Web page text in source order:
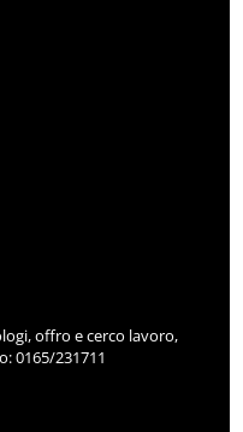
offro e cerco lavoro,
0165/231711